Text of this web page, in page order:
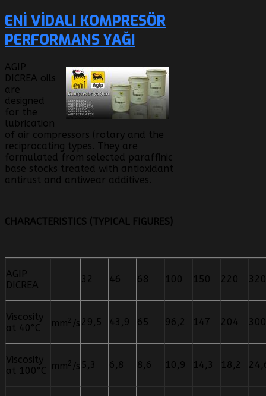
ENI VIDALI KOMPRESÖR
PERFORMANS YAĞI
AGIP
DICREA oils
are
designed
for the
lubrication
of air compressors (rotary and the
reciprocating types. They are
formulated from selected paraffinic
base stocks treated with antioxidant
antirust and antiwear additives.
CHARACTERISTICS (TYPICAL FIGURES)
AGIP
DICREA
32 46 68 100 150 220 320
Viscosity
at 40°C
mm 2 /s 29,5 43,9 65 96,2 147 204 300
Viscosity
at 100°C
mm 2 /s 5,3 6,8 8,6 10,9 14,3 18,2